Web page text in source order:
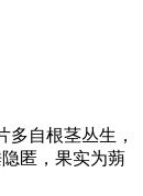
自根茎丛生，
匿，果实为蒴